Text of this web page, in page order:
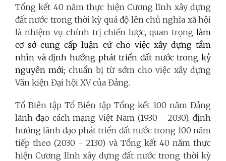
Tổng kết 40 năm thực hiện Cương lĩnh xây dựng
đất nước trong thời kỳ quá độ lên chủ nghĩa xã hội
là nhiệm vụ chính trị chiến lược, quan trọng làm
cơ sở cung cấp luận cứ cho việc xây dựng tầm
nhìn và định hướng phát triển đất nước trong kỷ
nguyên mới; chuẩn bị từ sớm cho việc xây dựng
Văn kiện Đại hội XV của Đảng.
Tổ Biên tập Tổ Biên tập Tổng kết 100 năm Đảng
lãnh đạo cách mạng Việt Nam (1930 - 2030), định
hướng lãnh đạo phát triển đất nước trong 100 năm
tiếp theo (2030 - 2130) và Tổng kết 40 năm thực
hiện Cương lĩnh xây dựng đất nước trong thời kỳ